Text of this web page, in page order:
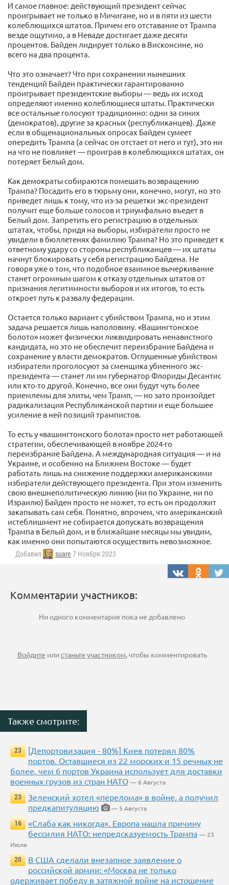
И самое главное: действующий президент сейчас
проигрывает не только в Мичигане, но и в пяти из шести
колеблющихся штатов. Причем его отставание от Трампа
везде ощутимо, а в Неваде достигает даже десяти
процентов. Байден лидирует только в Висконсине, но
всего на два процента.
Что это означает? Что при сохранении нынешних
тенденций Байден практически гарантированно
проигрывает президентские выборы — ведь их исход
определяют именно колеблющиеся штаты. Практически
все остальные голосуют традиционно: одни за синих
(демократов), другие за красных (республиканцев). Даже
если в общенациональных опросах Байден сумеет
опередить Трампа (а сейчас он отстает от него и тут), это ни
на что не повлияет — проиграв в колеблющихся штатах, он
потеряет Белый дом.
Как демократы собираются помешать возвращению
Трампа? Посадить его в тюрьму они, конечно, могут, но это
приведет лишь к тому, что из-за решетки экс-президент
получит еще больше голосов и триумфально въедет в
Белый дом. Запретить его регистрацию в отдельных
штатах, чтобы, придя на выборы, избиратели просто не
увидели в бюллетенях фамилию Трампа? Но это приведет к
ответному удару со стороны республиканцев — их штаты
начнут блокировать у себя регистрацию Байдена. Не
говоря уже о том, что подобное взаимное вычеркивание
станет огромным шагом к отказу отдельных штатов от
признания легитимности выборов и их итогов, то есть
откроет путь к развалу федерации.
Остается только вариант с убийством Трампа, но и этим
задача решается лишь наполовину. «Вашингтонское
болото» может физически ликвидировать ненавистного
кандидата, но это не обеспечит переизбрание Байдена и
сохранение у власти демократов. Оглушенные убийством
избиратели проголосуют за сменщика убиенного экс-
президента — станет ли им губернатор Флориды Десантис
или кто-то другой. Конечно, все они будут чуть более
приемлемы для элиты, чем Трамп, — но зато произойдет
радикализация Республиканской партии и еще большее
усиление в ней позиций трампистов.
То есть у «вашингтонского болота» просто нет работающей
стратегии, обеспечивающей в ноябре 2024-го
переизбрание Байдена. А международная ситуация — и на
Украине, и особенно на Ближнем Востоке — будет
работать лишь на снижение поддержки американскими
избиратели действующего президента. При этом изменить
свою внешнеполитическую линию (ни по Украине, ни по
Израилю) Байден просто не может, то есть он продолжит
закапывать сам себя. Понятно, впрочем, что американский
истеблишмент не собирается допускать возвращения
Трампа в Белый дом, и в ближайшие месяцы мы увидим,
как именно они попытаются осуществить невозможное.
Добавил suare 7 Ноября 2023
Комментарии участников:
Ни одного комментария пока не добавлено
Войдите илистаньте участником , чтобы комментировать
Также смотрите:
23
[Депортовизация - 80%] Киев потерял 80%
портов. Оставшиеся из 22 морских и 15 речных не
более, чем 6 портов Украина использует для доставки
военных грузов из стран НАТО — 6 Августа
23
Зеленский хотел «перелома» в войне, а получил
предкапитуляцию
— 5 Августа
16
«Слаба как никогда». Европа нашла причину
бессилия НАТО: непредсказуемость Трампа — 23
Июля
20
В США сделали внезапное заявление о
российской армии: «Москва не только
одерживает победу в затяжной войне на истощение